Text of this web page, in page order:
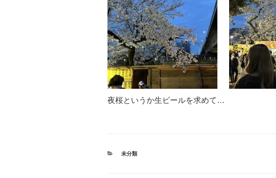
夜桜というか生ビールを求めて…
カ
未分類